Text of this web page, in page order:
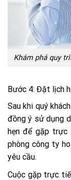
Khám phá quy
Bước 4: Đặt lịch
Sau khi quý
đồng ý sử dụng
hẹn để gặp trực
phòng công ty
yêu cầu.
Cuộc gặp trực